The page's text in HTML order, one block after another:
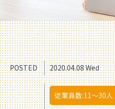
POSTED 2020.04.08 Wed
従業員数:11〜30人